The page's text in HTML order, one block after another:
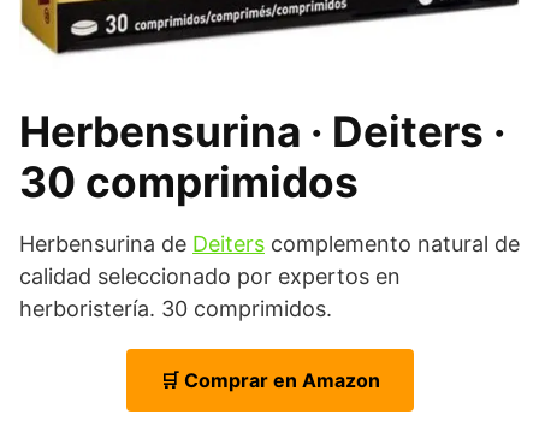
Herbensurina · Deiters ·
30 comprimidos
Herbensurina de Deiters complemento natural de
calidad seleccionado por expertos en
herboristería. 30 comprimidos.
🛒 Comprar en Amazon